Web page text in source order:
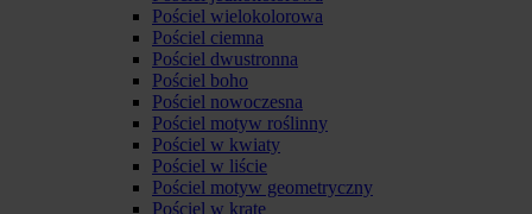
Pościel wielokolorowa
Pościel ciemna
Pościel dwustronna
Pościel boho
Pościel nowoczesna
Pościel motyw roślinny
Pościel w kwiaty
Pościel w liście
Pościel motyw geometryczny
Pościel w kratę